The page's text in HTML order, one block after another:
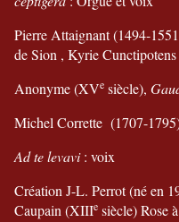
Pierre Attaignant (1494-
de Sion , Kyrie
Anonyme (XVe siècle),
Michel Corrette (1707-
Ad te levavi: voix
Création J-L. Perrot (né en
Caupain (XIIIe siècle) Rose